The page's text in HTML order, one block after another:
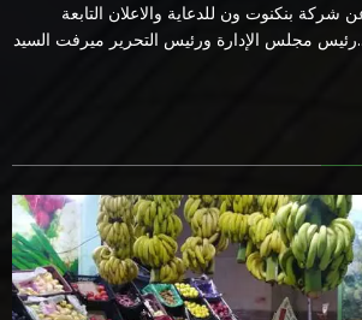
شركة بنكنوت ون للدعاية والاعلان التابعة
مجلس الإدارة ورئيس التحرير ميرفت السيد